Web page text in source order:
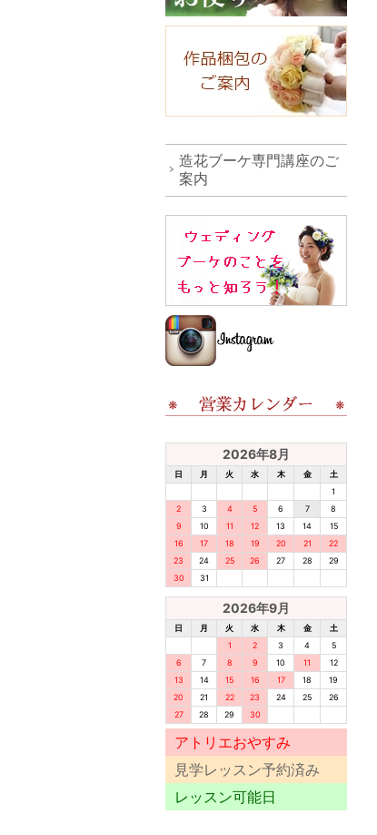
造花ブーケ専門講座のご
案内
2026年8月
日 月 火 水 木 金
土
1
2
3 4 5 6 7
8
9
10 11 12 13 14
15
16
17 18 19 20 21
22
23
24 25 26 27 28
29
30
31
2026年9月
日 月 火 水 木 金
土
1
2 3 4
5
6
7 8 9 10 11
12
13
14 15 16 17 18
19
20
21 22 23 24 25
26
27
28 29 30
アトリエおやすみ
見学レッスン予約済み
レッスン可能日